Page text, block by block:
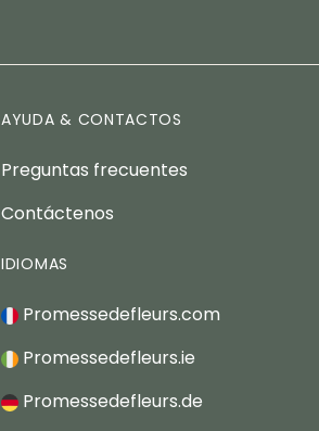
AYUDA & CONTACTOS
Preguntas frecuentes
Contáctenos
IDIOMAS
Promessedefleurs.com
Promessedefleurs.ie
Promessedefleurs.de